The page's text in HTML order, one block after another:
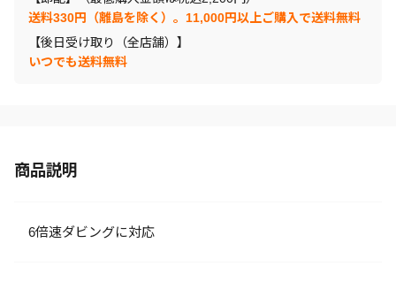
送料330円（離島を除く）。11,000円以上ご購入で送料無料
【後日受け取り（全店舗）】
いつでも送料無料
商品説明
6倍速ダビングに対応